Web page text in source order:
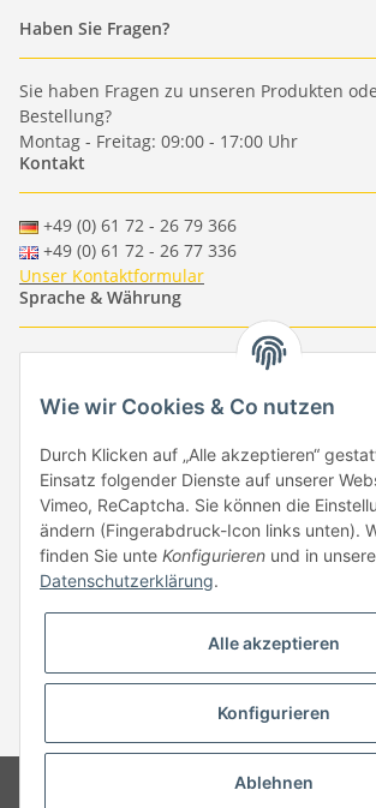
Haben Sie Fragen?
Sie haben Fragen zu unseren Produkten
Bestellung?
Montag - Freitag: 09:00 - 17:00 Uhr
Kontakt
+49 (0) 61 72 - 26 79 366
+49 (0) 61 72 - 26 77 336
Unser Kontaktformular
Sprache & Währung
- - -
-
EUR-GBP-USD-CHF
Händlerbund
Vertrag widerrufen
* Alle Preise inkl. gesetzlicher USt., zzgl.Versand
© Copyright by Paper-Media - (2006-2026)
Wie wir Cookies & Co nutzen
Durch Klicken auf „Alle akzeptieren“
Einsatz folgender Dienste auf unserer
Vimeo, ReCaptcha. Sie können die
ändern (Fingerabdruck-Icon links unten).
finden Sie unte Konfigurieren und in
Datenschutzerklärung.
Alle akzeptieren
Konfigurieren
Ablehnen